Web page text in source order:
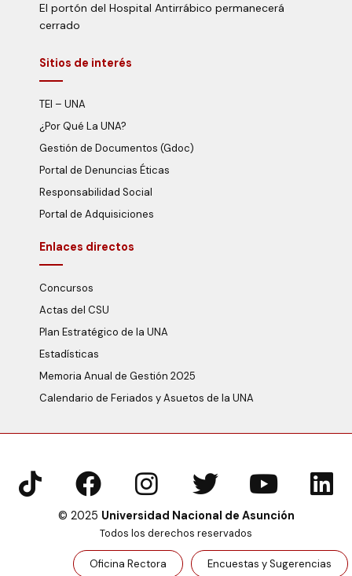
El portón del Hospital Antirrábico permanecerá
cerrado
Sitios de interés
TEI – UNA
¿Por Qué La UNA?
Gestión de Documentos (Gdoc)
Portal de Denuncias Éticas
Responsabilidad Social
Portal de Adquisiciones
Enlaces directos
Concursos
Actas del CSU
Plan Estratégico de la UNA
Estadísticas
Memoria Anual de Gestión 2025
Calendario de Feriados y Asuetos de la UNA
© 2025 Universidad Nacional de Asunción
Todos los derechos reservados
Oficina Rectora Encuestas y Sugerencias